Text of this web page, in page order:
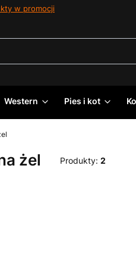
w promocji
Western Pies i kot
żel Produkty: 2